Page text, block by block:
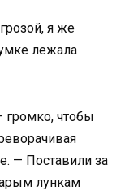
я же
лежала
громко, чтобы
— Поставили за
лункам